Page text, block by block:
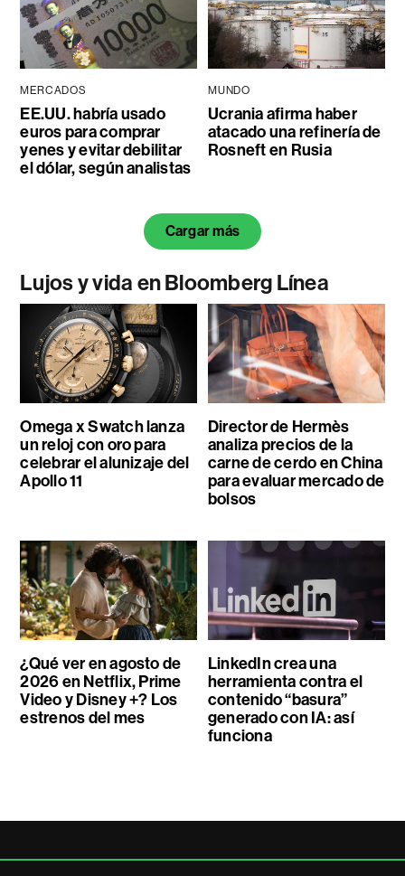
MERCADOS
EE.UU. habría usado
euros para comprar
yenes y evitar debilitar
el dólar, según analistas
MUNDO
Ucrania afirma haber
atacado una refinería de
Rosneft en Rusia
Cargar más
Lujos y vida en Bloomberg Línea
Omega x Swatch lanza
un reloj con oro para
celebrar el alunizaje del
Apollo 11
Director de Hermès
analiza precios de la
carne de cerdo en China
para evaluar mercado de
bolsos
¿Qué ver en agosto de
2026 en Netflix, Prime
Video y Disney +? Los
estrenos del mes
LinkedIn crea una
herramienta contra el
contenido “basura”
generado con IA: así
funciona